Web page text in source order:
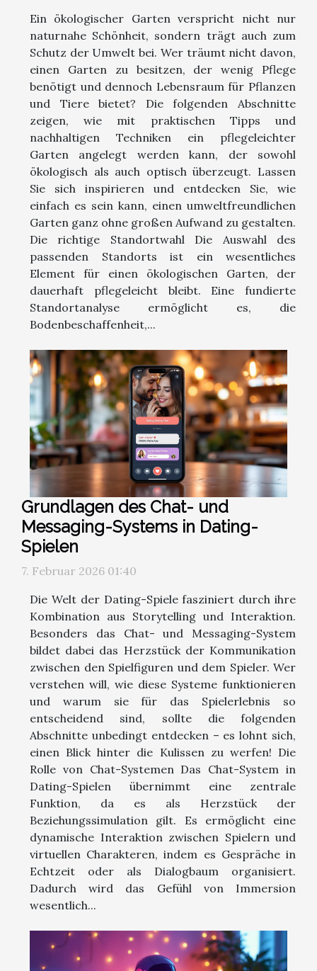
Ein ökologischer Garten verspricht nicht nur
naturnahe Schönheit, sondern trägt auch zum
Schutz der Umwelt bei. Wer träumt nicht davon,
einen Garten zu besitzen, der wenig Pflege
benötigt und dennoch Lebensraum für Pflanzen
und Tiere bietet? Die folgenden Abschnitte
zeigen, wie mit praktischen Tipps und
nachhaltigen Techniken ein pflegeleichter
Garten angelegt werden kann, der sowohl
ökologisch als auch optisch überzeugt. Lassen
Sie sich inspirieren und entdecken Sie, wie
einfach es sein kann, einen umweltfreundlichen
Garten ganz ohne großen Aufwand zu gestalten.
Die richtige Standortwahl Die Auswahl des
passenden Standorts ist ein wesentliches
Element für einen ökologischen Garten, der
dauerhaft pflegeleicht bleibt. Eine fundierte
Standortanalyse ermöglicht es, die
Bodenbeschaffenheit,...
Grundlagen des Chat- und
Messaging-Systems in Dating-
Spielen
7. Februar 2026 01:40
Die Welt der Dating-Spiele fasziniert durch ihre
Kombination aus Storytelling und Interaktion.
Besonders das Chat- und Messaging-System
bildet dabei das Herzstück der Kommunikation
zwischen den Spielfiguren und dem Spieler. Wer
verstehen will, wie diese Systeme funktionieren
und warum sie für das Spielerlebnis so
entscheidend sind, sollte die folgenden
Abschnitte unbedingt entdecken – es lohnt sich,
einen Blick hinter die Kulissen zu werfen! Die
Rolle von Chat-Systemen Das Chat-System in
Dating-Spielen übernimmt eine zentrale
Funktion, da es als Herzstück der
Beziehungssimulation gilt. Es ermöglicht eine
dynamische Interaktion zwischen Spielern und
virtuellen Charakteren, indem es Gespräche in
Echtzeit oder als Dialogbaum organisiert.
Dadurch wird das Gefühl von Immersion
wesentlich...